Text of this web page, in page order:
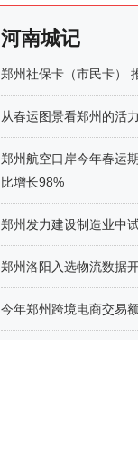
河南城记
郑州社保卡（市民卡）
从春运图景看郑州的活
郑州航空口岸今年春运
比增长98%
郑州发力建设制造业中
郑州洛阳入选物流数据
今年郑州跨境电商交易